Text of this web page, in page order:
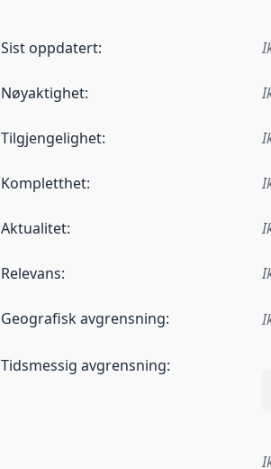
Sist oppdatert:
Nøyaktighet:
Tilgjengelighet:
Kompletthet:
Aktualitet:
Relevans:
Geografisk avgrensning:
Tidsmessig avgrensning: